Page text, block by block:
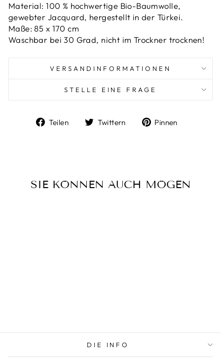
Material: 100 % hochwertige Bio-Baumwolle,
gewebter Jacquard, hergestellt in der Türkei.
Maße: 85 x 170 cm
Waschbar bei 30 Grad, nicht im Trockner trocknen!
VERSANDINFORMATIONEN
STELLE EINE FRAGE
Teilen
Auf
Twittern
Auf
Pinnen
SIE KÖNNEN AUCH MÖGEN
DIE INFO